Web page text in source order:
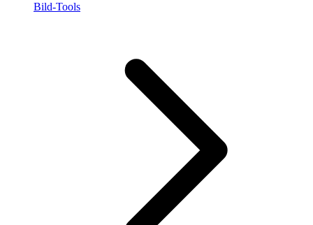
Bild-Tools